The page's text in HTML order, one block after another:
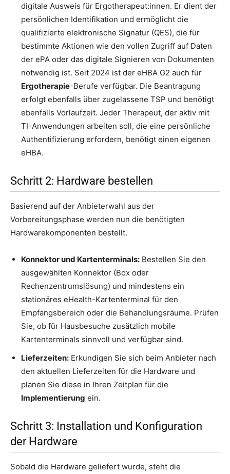
digitale Ausweis für Ergotherapeut:innen. Er dient der
persönlichen Identifikation und ermöglicht die
qualifizierte elektronische Signatur (QES), die für
bestimmte Aktionen wie den vollen Zugriff auf Daten
der ePA oder das digitale Signieren von Dokumenten
notwendig ist. Seit 2024 ist der eHBA G2 auch für
Ergotherapie-Berufe verfügbar. Die Beantragung
erfolgt ebenfalls über zugelassene TSP und benötigt
ebenfalls Vorlaufzeit. Jeder Therapeut, der aktiv mit
TI-Anwendungen arbeiten soll, die eine persönliche
Authentifizierung erfordern, benötigt einen eigenen
eHBA.
Schritt 2: Hardware bestellen
Basierend auf der Anbieterwahl aus der
Vorbereitungsphase werden nun die benötigten
Hardwarekomponenten bestellt.
Konnektor und Kartenterminals: Bestellen Sie den
ausgewählten Konnektor (Box oder
Rechenzentrumslösung) und mindestens ein
stationäres eHealth-Kartenterminal für den
Empfangsbereich oder die Behandlungsräume. Prüfen
Sie, ob für Hausbesuche zusätzlich mobile
Kartenterminals sinnvoll und verfügbar sind.
Lieferzeiten: Erkundigen Sie sich beim Anbieter nach
den aktuellen Lieferzeiten für die Hardware und
planen Sie diese in Ihren Zeitplan für die
Implementierung ein.
Schritt 3: Installation und Konfiguration
der Hardware
Sobald die Hardware geliefert wurde, steht die